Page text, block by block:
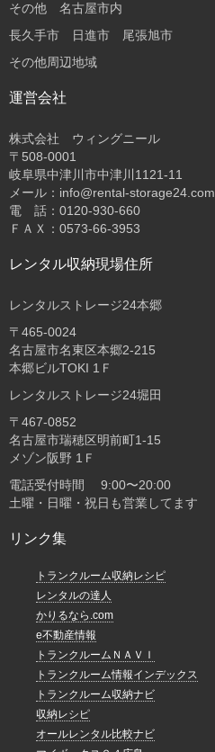
その他 名古屋市内
長久手市 日進市 尾張旭市
その他周辺地域
運営会社
株式会社 ウィングニール
〒508-0001
岐阜県中津川市中津川1121-11
メール：info@rental-storage24.com
電 話：0120-930-660
ＦＡＸ：0573-66-3953
レンタル収納現場住所
レンタルストレージ24本郷
〒465-0024
名古屋市名東区本郷2-215
本郷ビルTOKI 1Ｆ
レンタルストレージ24堀田
〒467-0852
名古屋市瑞穂区明前町1-15
メゾン阪野 1Ｆ
電話受付時間 9:00〜20:00
土曜・日曜・祝日も営業してます
リンク集
トランクルーム収納レシピ
レンタルの達人
かりるなら.com
e不動産情報
トランクルームＮＡＶＩ
トランクルーム情報インデックス
トランクルーム収納ナビ
収納レシピ
オールレンタル比較ナビ